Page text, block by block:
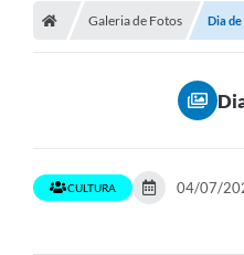
Galeria de Fotos Dia de
CULTURA 04/07/